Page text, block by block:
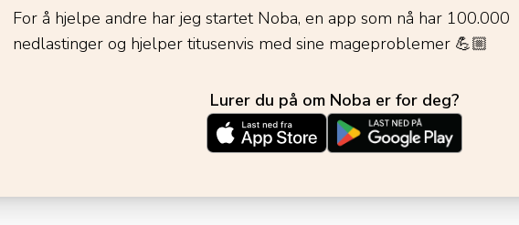
For å hjelpe andre har jeg startet Noba, en app som nå har 100.000
nedlastinger og hjelper titusenvis med sine mageproblemer 💪🏼
Lurer du på om Noba er for deg?